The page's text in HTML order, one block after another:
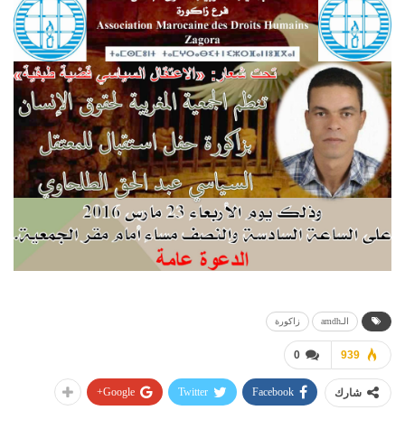
الـamdh زاكورة
0 939
شارك Facebook
Twitter
Google+